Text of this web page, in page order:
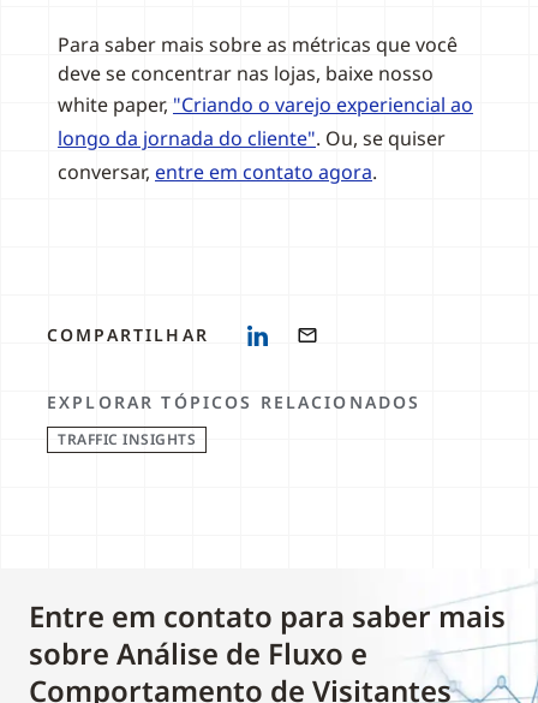
Para saber mais sobre as métricas que você
deve se concentrar nas lojas, baixe nosso
white paper, "Criando o varejo experiencial ao
longo da jornada do cliente". Ou, se quiser
conversar, entre em contato agora.
COMPARTILHAR
EXPLORAR TÓPICOS RELACIONADOS
TRAFFIC INSIGHTS
Entre em contato para saber mais
sobre Análise de Fluxo e
Comportamento de Visitantes